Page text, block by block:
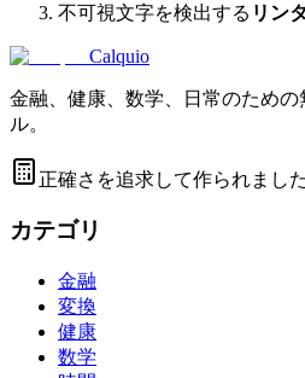
不可視文字を検出する リン
Calquio
金融、健康、数学、日常のため
ル。
正確さを追求して作られました
カテゴリ
金融
変換
健康
数学